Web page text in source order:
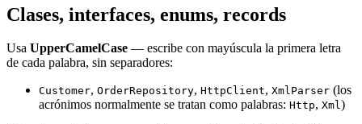
Clases, interfaces, enums, records
Usa UpperCamelCase — escribe con mayúscula la primera letra
de cada palabra, sin separadores:
Customer, OrderRepository, HttpClient, XmlParser (los
acrónimos normalmente se tratan como palabras: Http, Xml)